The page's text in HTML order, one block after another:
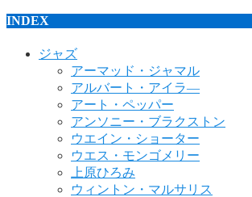
INDEX
ジャズ
アーマッド・ジャマル
アルバート・アイラ―
アート・ペッパー
アンソニー・ブラクストン
ウエイン・ショーター
ウエス・モンゴメリー
上原ひろみ
ウィントン・マルサリス